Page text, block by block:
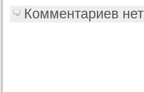
Комментариев нет